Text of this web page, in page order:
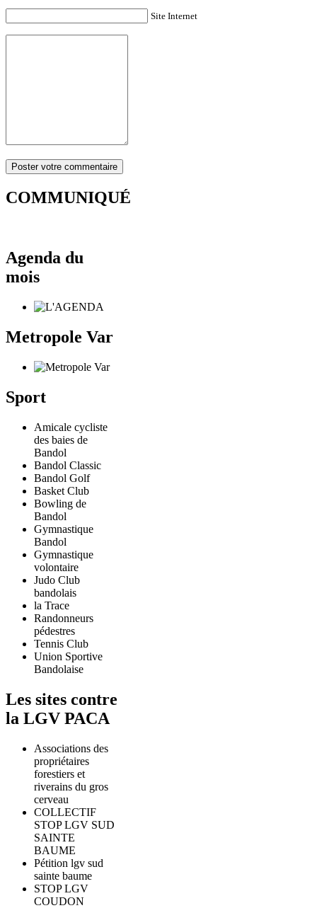
Site Internet
COMMUNIQUÉ
Agenda du
mois
Metropole Var
Sport
Amicale cycliste
des baies de
Bandol
Bandol Classic
Bandol Golf
Basket Club
Bowling de
Bandol
Gymnastique
Bandol
Gymnastique
volontaire
Judo Club
bandolais
la Trace
Randonneurs
pédestres
Tennis Club
Union Sportive
Bandolaise
Les sites contre
la LGV PACA
Associations des
propriétaires
forestiers et
riverains du gros
cerveau
COLLECTIF
STOP LGV SUD
SAINTE
BAUME
Pétition lgv sud
sainte baume
STOP LGV
COUDON